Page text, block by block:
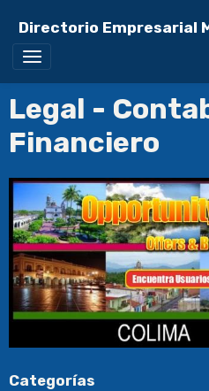
Directorio Empresarial
Legal -
Financiero
Categorías